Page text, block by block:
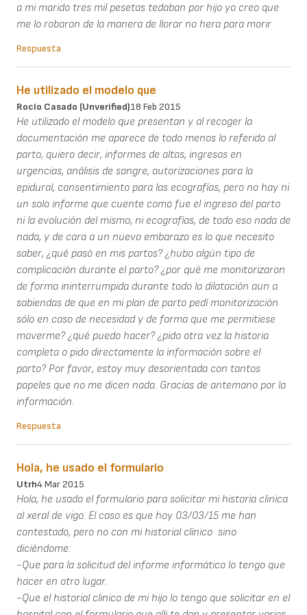
a mi marido tres mil pesetas tedaban por hijo yo creo que
me lo robaron de la manera de llorar no hera para morir
Respuesta
He utilizado el modelo que
Rocío Casado (unverified)18 Feb 2015
He utilizado el modelo que presentan y al recoger la
documentación me aparece de todo menos lo referido al
parto, quiero decir, informes de altas, ingresos en
urgencias, análisis de sangre, autorizaciones para la
epidural, consentimiento para las ecografías, pero no hay ni
un solo informe que cuente como fue el ingreso del parto
ni la evolución del mismo, ni ecografías, de todo eso nada de
nada, y de cara a un nuevo embarazo es lo que necesito
saber, ¿qué pasó en mis partos? ¿hubo algún tipo de
complicación durante el parto? ¿por qué me monitorizaron
de forma ininterrumpida durante todo la dilatación aun a
sabiendas de que en mi plan de parto pedí monitorización
sólo en caso de necesidad y de forma que me permitiese
moverme? ¿qué puedo hacer? ¿pido otra vez la historia
completa o pido directamente la información sobre el
parto? Por favor, estoy muy desorientada con tantos
papeles que no me dicen nada. Gracias de antemano por la
información.
Respuesta
Hola, he usado el formulario
Utrh4 Mar 2015
Hola, he usado el formulario para solicitar mi historia clinica
al xeral de vigo. El caso es que hoy 03/03/15 me han
contestado, pero no con mi historial clínico sino
diciéndome:
-Que para la solicitud del informe informático lo tengo que
hacer en otro lugar.
-Que el historial clinico de mi hijo lo tengo que solicitar en el